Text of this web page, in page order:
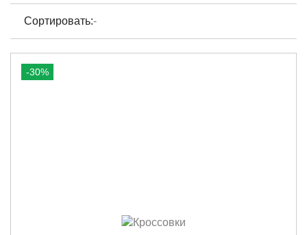
Сортировать:-
-30%